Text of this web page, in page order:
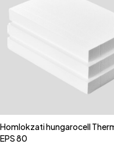
Homlokzati hungarocell
EPS 80